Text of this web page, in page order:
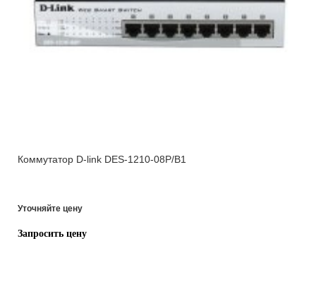
Коммутатор D-link DES-1210-08P/B1
Уточняйте цену
Запросить цену